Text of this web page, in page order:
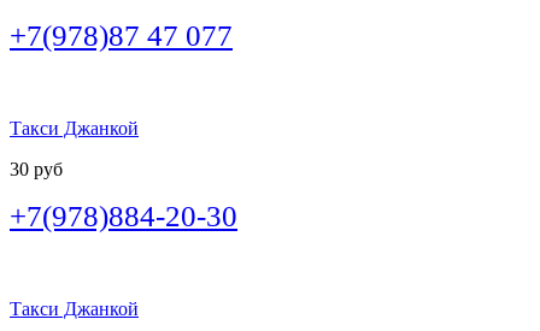
+7(978)87 47 077
Такси Джанкой
30 руб
+7(978)884-20-30
Такси Джанкой